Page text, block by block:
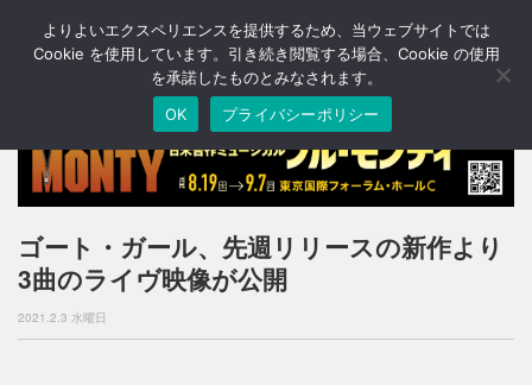
T
o
n
a
v
i
g
o
ゴート・ガール、先週リリースの新作より
3曲のライヴ映像が公開
2021.2.3 水曜日
よりよいエクスペリエンスを提供するため、当ウェブサイトでは
Cookie を使用しています。引き続き閲覧する場合、Cookie の使用
を承諾したものとみなされます。
OK
プライバシーポリシー